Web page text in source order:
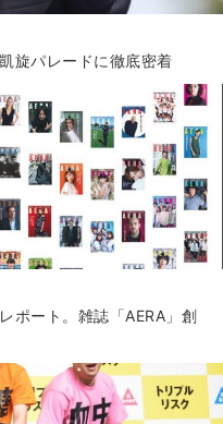
旋パレードに徹底密着
ポート。雑誌「AERA」創